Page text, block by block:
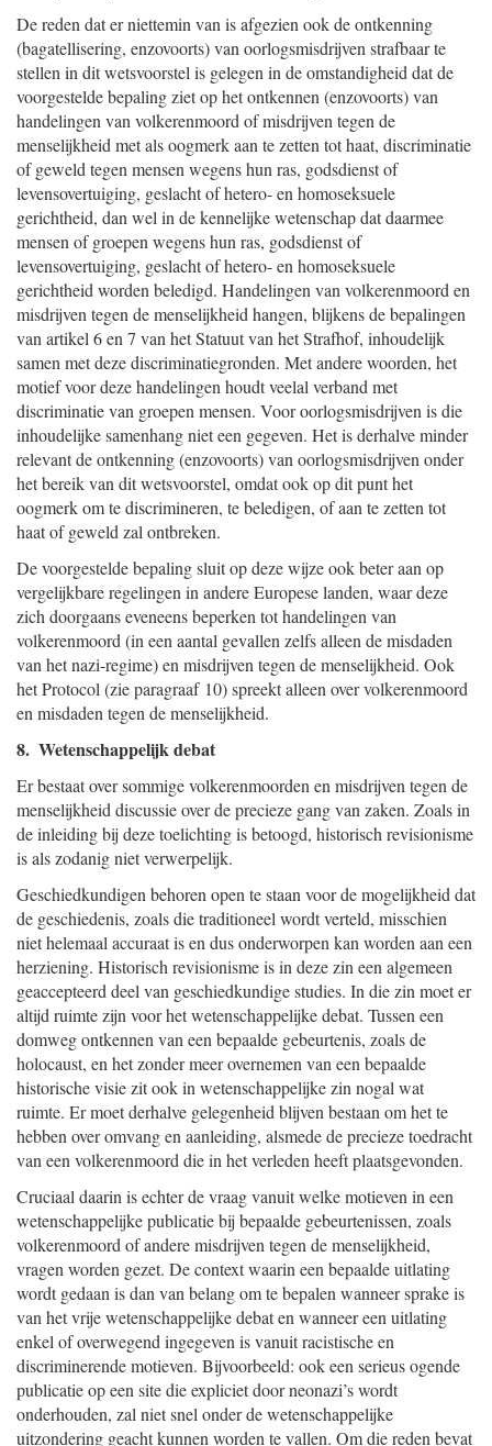
De reden dat er niettemin van is afgezien ook de ontkenning
(bagatellisering, enzovoorts) van oorlogsmisdrijven strafbaar te
stellen in dit wetsvoorstel is gelegen in de omstandigheid dat de
voorgestelde bepaling ziet op het ontkennen (enzovoorts) van
handelingen van volkerenmoord of misdrijven tegen de
menselijkheid met als oogmerk aan te zetten tot haat, discriminatie
of geweld tegen mensen wegens hun ras, godsdienst of
levensovertuiging, geslacht of hetero- en homoseksuele
gerichtheid, dan wel in de kennelijke wetenschap dat daarmee
mensen of groepen wegens hun ras, godsdienst of
levensovertuiging, geslacht of hetero- en homoseksuele
gerichtheid worden beledigd. Handelingen van volkerenmoord en
misdrijven tegen de menselijkheid hangen, blijkens de bepalingen
van artikel 6 en 7 van het Statuut van het Strafhof, inhoudelijk
samen met deze discriminatiegronden. Met andere woorden, het
motief voor deze handelingen houdt veelal verband met
discriminatie van groepen mensen. Voor oorlogsmisdrijven is die
inhoudelijke samenhang niet een gegeven. Het is derhalve minder
relevant de ontkenning (enzovoorts) van oorlogsmisdrijven onder
het bereik van dit wetsvoorstel, omdat ook op dit punt het
oogmerk om te discrimineren, te beledigen, of aan te zetten tot
haat of geweld zal ontbreken.
De voorgestelde bepaling sluit op deze wijze ook beter aan op
vergelijkbare regelingen in andere Europese landen, waar deze
zich doorgaans eveneens beperken tot handelingen van
volkerenmoord (in een aantal gevallen zelfs alleen de misdaden
van het nazi-regime) en misdrijven tegen de menselijkheid. Ook
het Protocol (zie paragraaf 10) spreekt alleen over volkerenmoord
en misdaden tegen de menselijkheid.
8. Wetenschappelijk debat
Er bestaat over sommige volkerenmoorden en misdrijven tegen de
menselijkheid discussie over de precieze gang van zaken. Zoals in
de inleiding bij deze toelichting is betoogd, historisch revisionisme
is als zodanig niet verwerpelijk.
Geschiedkundigen behoren open te staan voor de mogelijkheid dat
de geschiedenis, zoals die traditioneel wordt verteld, misschien
niet helemaal accuraat is en dus onderworpen kan worden aan een
herziening. Historisch revisionisme is in deze zin een algemeen
geaccepteerd deel van geschiedkundige studies. In die zin moet er
altijd ruimte zijn voor het wetenschappelijke debat. Tussen een
domweg ontkennen van een bepaalde gebeurtenis, zoals de
holocaust, en het zonder meer overnemen van een bepaalde
historische visie zit ook in wetenschappelijke zin nogal wat
ruimte. Er moet derhalve gelegenheid blijven bestaan om het te
hebben over omvang en aanleiding, alsmede de precieze toedracht
van een volkerenmoord die in het verleden heeft plaatsgevonden.
Cruciaal daarin is echter de vraag vanuit welke motieven in een
wetenschappelijke publicatie bij bepaalde gebeurtenissen, zoals
volkerenmoord of andere misdrijven tegen de menselijkheid,
vragen worden gezet. De context waarin een bepaalde uitlating
wordt gedaan is dan van belang om te bepalen wanneer sprake is
van het vrije wetenschappelijke debat en wanneer een uitlating
enkel of overwegend ingegeven is vanuit racistische en
discriminerende motieven. Bijvoorbeeld: ook een serieus ogende
publicatie op een site die expliciet door neonazi’s wordt
onderhouden, zal niet snel onder de wetenschappelijke
uitzondering geacht kunnen worden te vallen. Om die reden bevat